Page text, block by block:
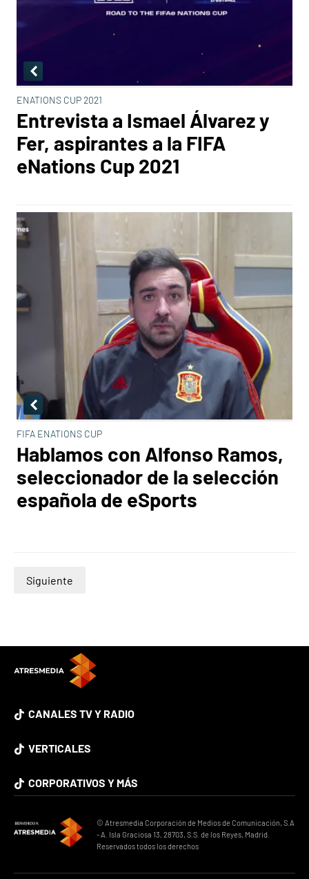
ENATIONS CUP 2021
Entrevista a Ismael Álvarez y
Fer, aspirantes a la FIFA
eNations Cup 2021
FIFA ENATIONS CUP
Hablamos con Alfonso Ramos,
seleccionador de la selección
española de eSports
Siguiente
CANALES TV Y RADIO
VERTICALES
CORPORATIVOS Y MÁS
© Atresmedia Corporación de Medios de Comunicación, S.A
- A. Isla Graciosa 13, 28703, S.S. de los Reyes, Madrid.
Reservados todos los derechos